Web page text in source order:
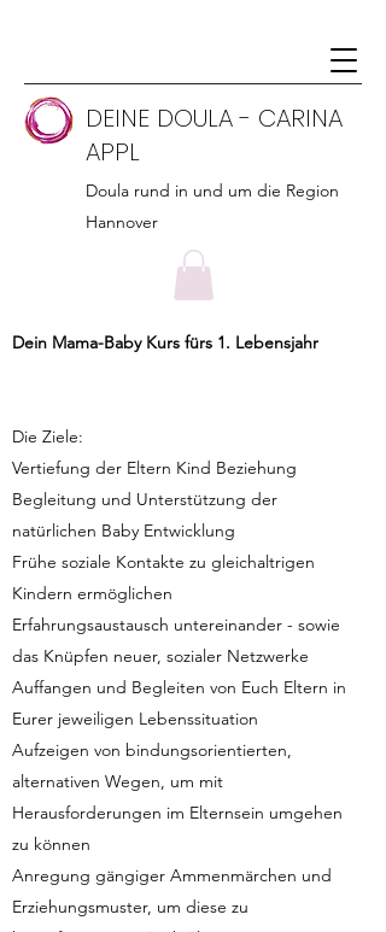
DEINE DOULA - CARINA
APPL
Doula rund in und um die Region
Hannover
Dein Mama-Baby Kurs fürs 1. Lebensjahr
Die Ziele:
Vertiefung der Eltern Kind Beziehung
Begleitung und Unterstützung der
natürlichen Baby Entwicklung
Frühe soziale Kontakte zu gleichaltrigen
Kindern ermöglichen
Erfahrungsaustausch untereinander - sowie
das Knüpfen neuer, sozialer Netzwerke
Auffangen und Begleiten von Euch Eltern in
Eurer jeweiligen Lebenssituation
Aufzeigen von bindungsorientierten,
alternativen Wegen, um mit
Herausforderungen im Elternsein umgehen
zu können
Anregung gängiger Ammenmärchen und
Erziehungsmuster, um diese zu